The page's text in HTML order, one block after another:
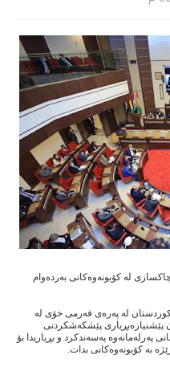
لە کۆبونەوەکانی بەردەوام
لە پەرەی فەرمی خۆی لە
‌پێشنیازه‌بڕیاری پێشكه‌شكردنی
په‌رله‌مانه‌وه‌ پەسەندکرد و بڕیاریدا بۆ
بە کۆبونەوەکانی بدات.